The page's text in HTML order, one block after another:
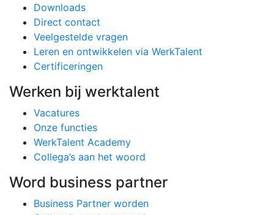
Downloads
Direct contact
Veelgestelde vragen
Leren en ontwikkelen via WerkTalent
Certificeringen
Werken bij werktalent
Vacatures
Onze functies
WerkTalent Academy
Collega’s aan het woord
Word business partner
Business Partner worden